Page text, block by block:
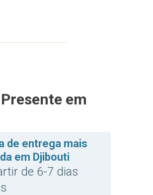
em
de entrega mais
em Djibouti
de 6-7 dias